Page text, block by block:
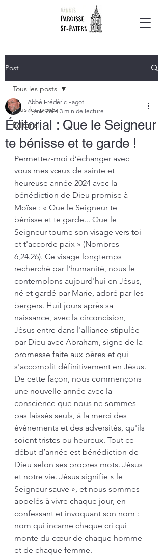
Post
Tous les posts
Éditorial
Tous les posts
Éditorial : Que le Seigneur
te bénisse et te garde !
Abbé Frédéric Fagot
4 janv. 2024 3 min de lecture
Permettez-moi d’échanger avec
vous mes vœux de sainte et
heureuse année 2024 avec la
bénédiction de Dieu promise à
Moïse : « Que le Seigneur te
bénisse et te garde... Que le
Seigneur tourne son visage vers toi
et t'accorde paix » (Nombres
6,24.26). Ce visage longtemps
recherché par l'humanité, nous le
contemplons aujourd'hui en Jésus,
né et gardé par Marie, adoré par les
bergers. Huit jours après sa
naissance, avec la circoncision,
Jésus entre dans l'alliance stipulée
par Dieu avec Abraham, signe de la
promesse faite aux pères et qui
s'accomplit définitivement en Jésus.
De cette façon, nous commençons
une nouvelle année avec la
conscience que nous ne sommes
pas laissés seuls, à la merci des
événements et des adversités, qu'ils
soient tristes ou heureux. Tout ce
début d’année est bénédiction de
Dieu selon ses propres mots. Jésus
et notre vie. Jésus signifie « le
Seigneur sauve », et nous sommes
appelés à vivre chaque jour, en
confessant et invoquant son nom :
nom qui incarne chaque cri qui
monte du cœur de chaque homme
et de chaque femme.